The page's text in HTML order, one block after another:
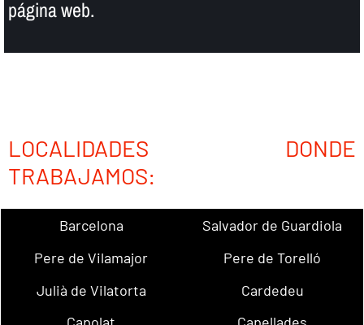
página web.
LOCALIDADES DONDE
TRABAJAMOS:
Barcelona
Salvador de Guardiola
Pere de Vilamajor
Pere de Torelló
Julià de Vilatorta
Cardedeu